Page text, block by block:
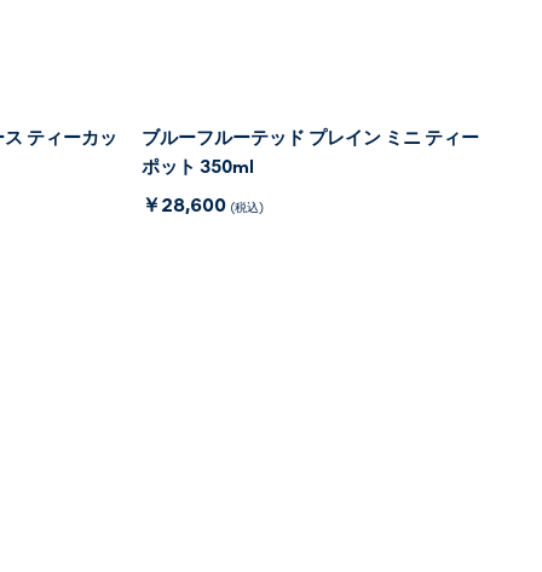
ティーカッ
ブルーフルーテッド プレイン ミニ ティー
ポット 350ml
￥28,600 (税込)